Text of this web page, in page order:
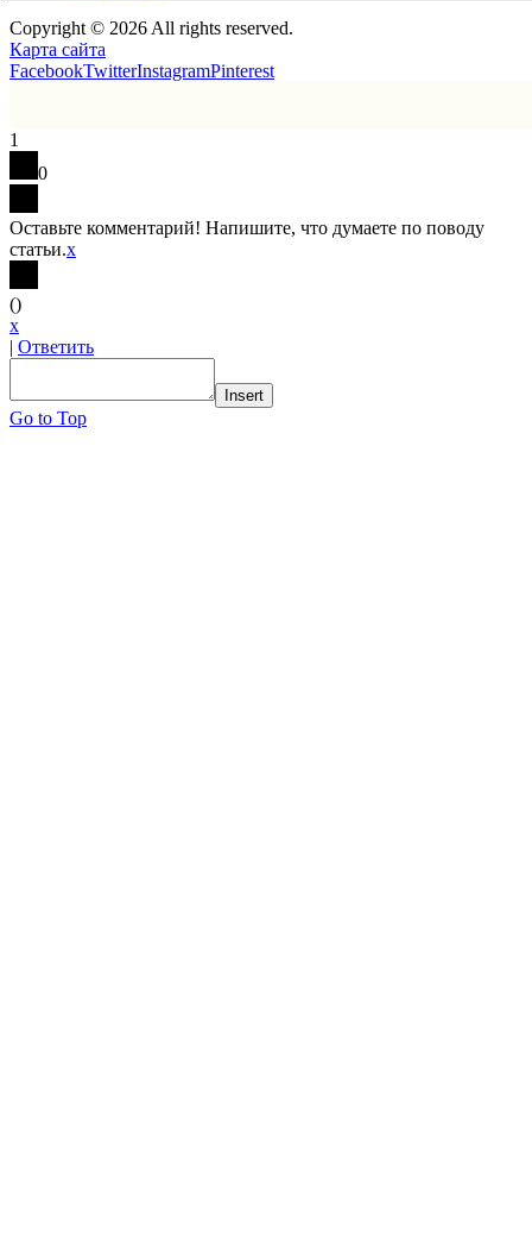
Copyright © 2026 All rights reserved.
Карта сайта
FacebookTwitterInstagramPinterest
1
0
Оставьте комментарий! Напишите, что думаете по поводу
статьи.x
()
x
| Ответить
Insert
Go to Top